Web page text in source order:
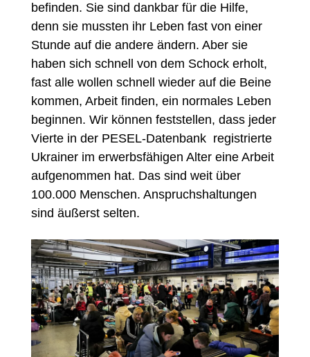
befinden. Sie sind dankbar für die Hilfe,
denn sie mussten ihr Leben fast von einer
Stunde auf die andere ändern. Aber sie
haben sich schnell von dem Schock erholt,
fast alle wollen schnell wieder auf die Beine
kommen, Arbeit finden, ein normales Leben
beginnen. Wir können feststellen, dass jeder
Vierte in der PESEL-Datenbank registrierte
Ukrainer im erwerbsfähigen Alter eine Arbeit
aufgenommen hat. Das sind weit über
100.000 Menschen. Anspruchshaltungen
sind äußerst selten.